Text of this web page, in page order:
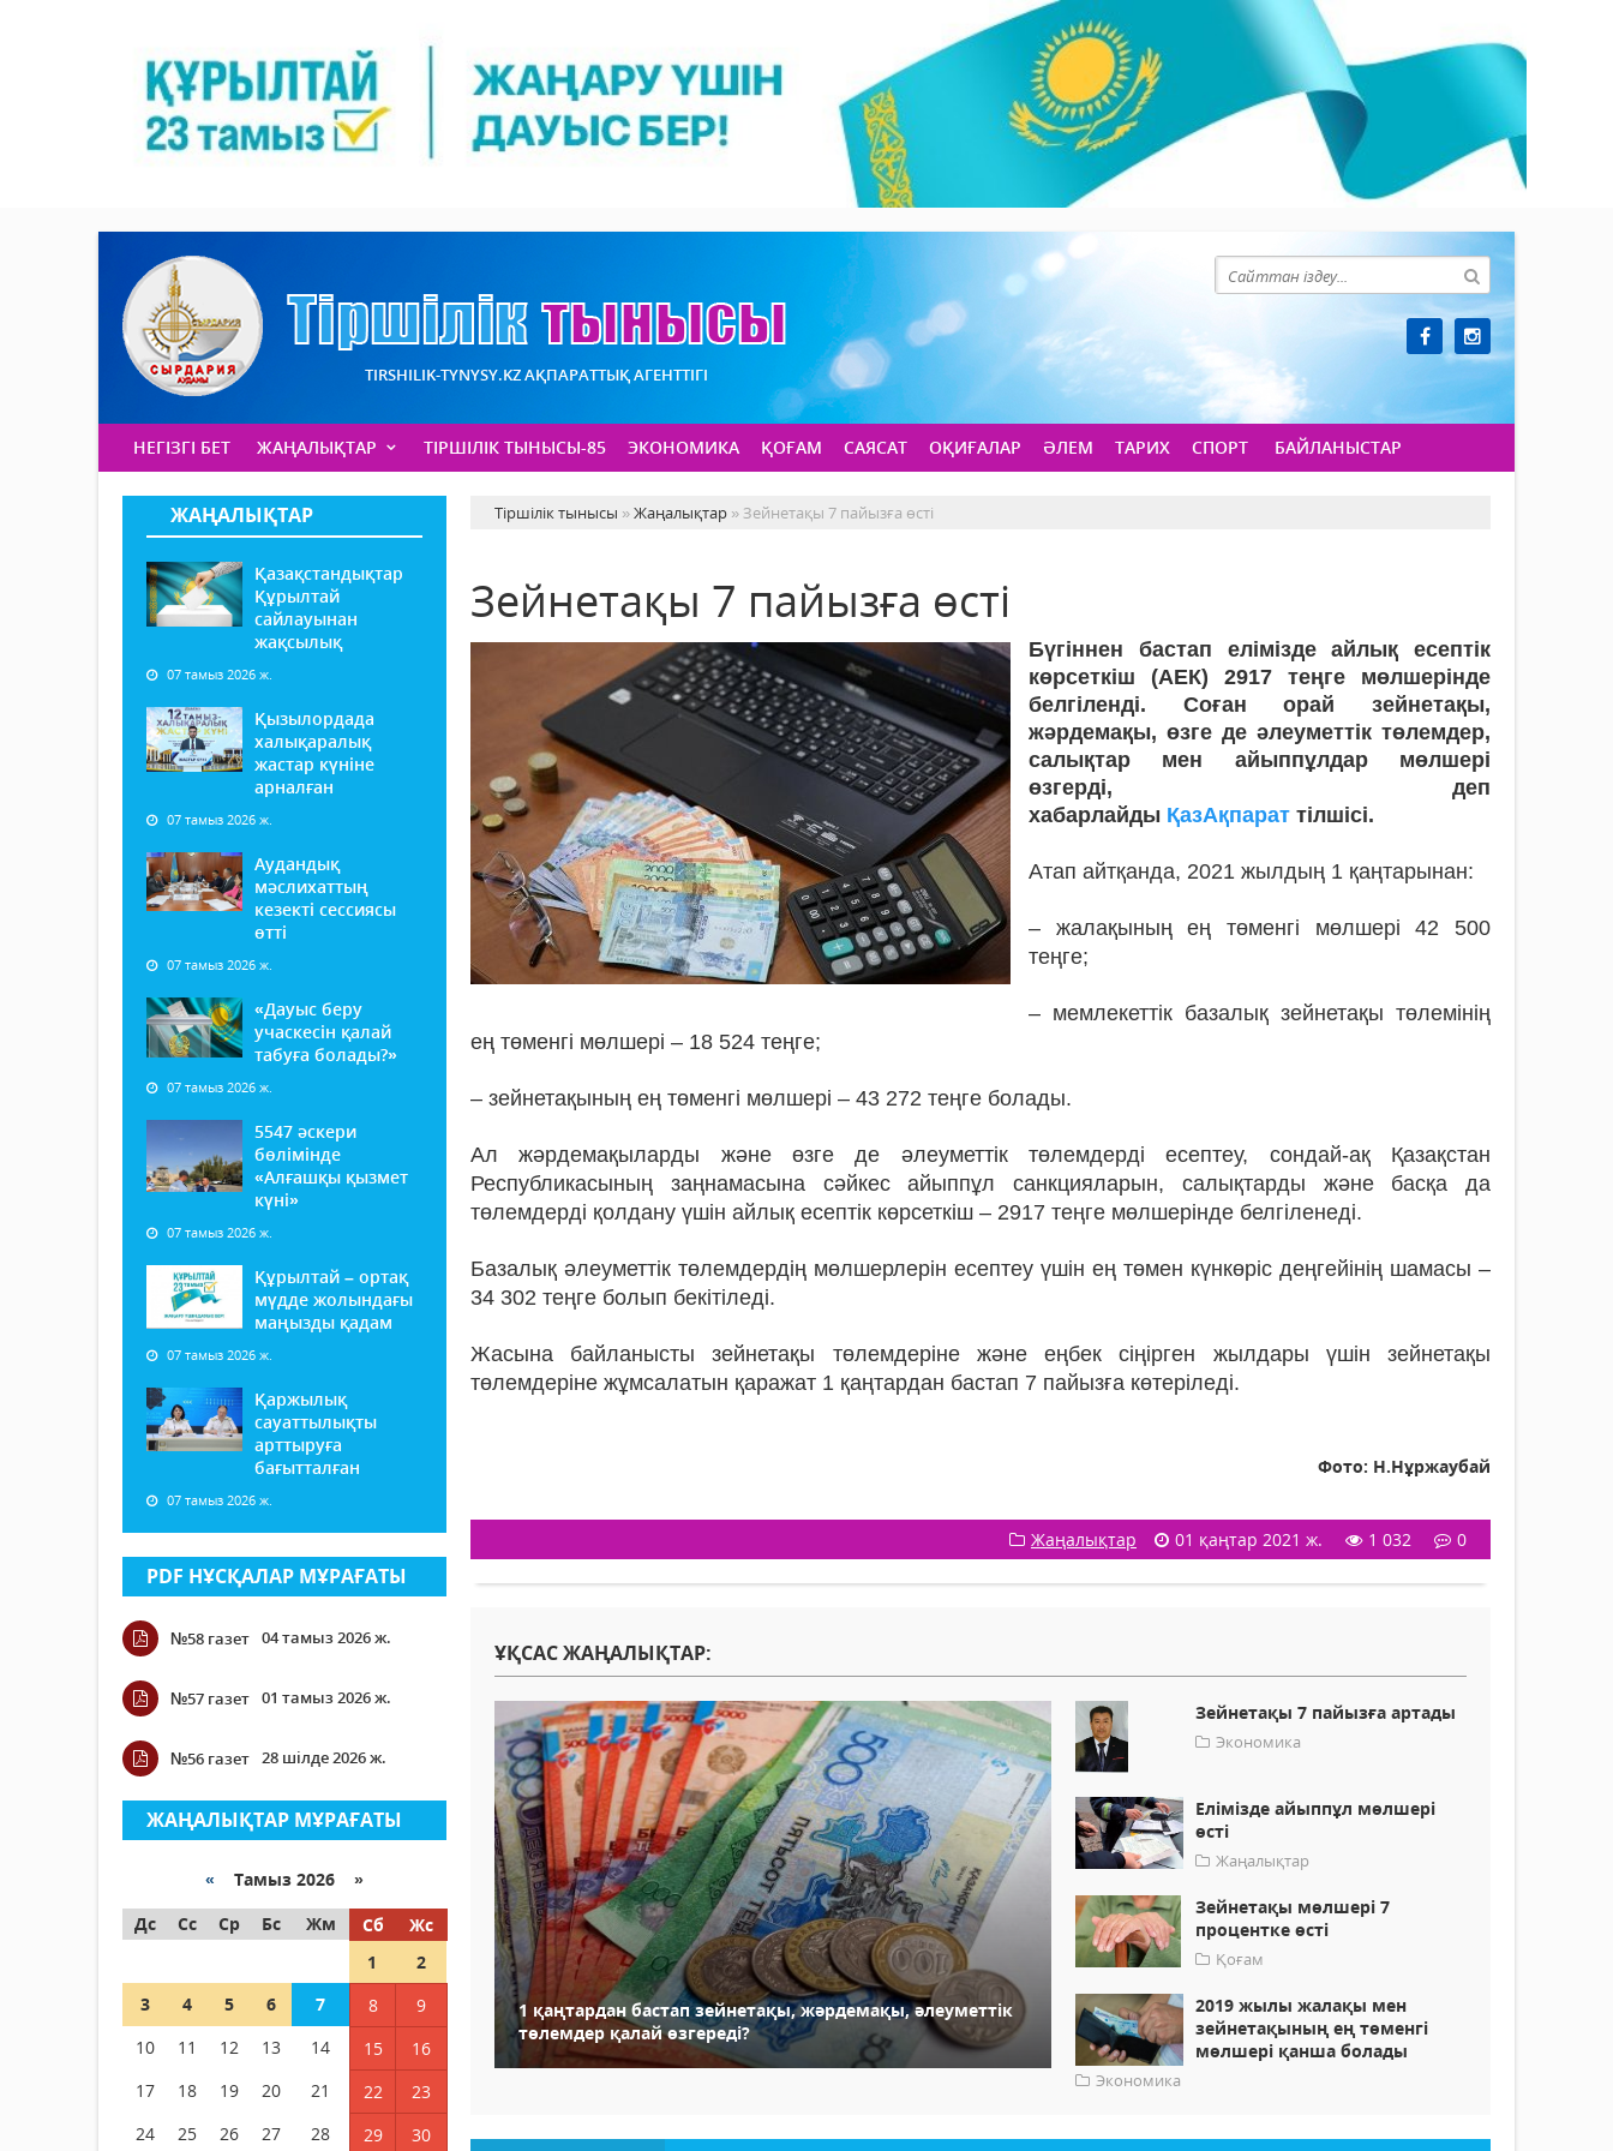
TIRSHILIK-TYNYSY.KZ АҚПАРАТТЫҚ АГЕНТТІГІ
НЕГІЗГІ БЕТ ЖАҢАЛЫҚТАР ТІРШІЛІК ТЫНЫСЫ-85 ЭКОНОМИКА ҚОҒАМ САЯСАТ ОҚИҒАЛАР ӘЛЕМ ТАРИХ СПОРТ БАЙЛАНЫСТАР
ЖАҢАЛЫҚТАР
Қазақстандықтар
Құрылтай
сайлауынан
жақсылық
07 тамыз 2026 ж.
Қызылордада
халықаралық
жастар күніне
арналған
07 тамыз 2026 ж.
Аудандық
мәслихаттың
кезекті сессиясы
өтті
07 тамыз 2026 ж.
«Дауыс беру
учаскесін қалай
табуға болады?»
07 тамыз 2026 ж.
5547 әскери
бөлімінде
«Алғашқы қызмет
күні»
07 тамыз 2026 ж.
Құрылтай – ортақ
мүдде жолындағы
маңызды қадам
07 тамыз 2026 ж.
Қаржылық
сауаттылықты
арттыруға
бағытталған
07 тамыз 2026 ж.
PDF НҰСҚАЛАР МҰРАҒАТЫ
№58 газет 04 тамыз 2026 ж.
№57 газет 01 тамыз 2026 ж.
№56 газет 28 шілде 2026 ж.
ЖАҢАЛЫҚТАР МҰРАҒАТЫ
« Тамыз 2026 »
Дс
Сс Ср Бс Жм Сб
Жс
1
2
3
4 5 6 7 8
9
10
11 12 13 14 15
16
17
18 19 20 21 22
23
24
25 26 27 28 29 30
Тіршілік тынысы »Жаңалықтар » Зейнетақы 7 пайызға өсті
Зейнетақы 7 пайызға өсті
Бүгіннен бастап елімізде айлық есептік
көрсеткіш (АЕК) 2917 теңге мөлшерінде
белгіленді. Соған орай зейнетақы,
жәрдемақы, өзге де әлеуметтік төлемдер,
салықтар мен айыппұлдар мөлшері
өзгерді, деп
хабарлайды ҚазАқпарат тілшісі.
Атап айтқанда, 2021 жылдың 1 қаңтарынан:
– жалақының ең төменгі мөлшері 42 500
теңге;
– мемлекеттік базалық зейнетақы төлемінің
ең төменгі мөлшері – 18 524 теңге;
– зейнетақының ең төменгі мөлшері – 43 272 теңге болады.
Ал жәрдемақыларды және өзге де әлеуметтік төлемдерді есептеу, сондай-ақ Қазақстан
Республикасының заңнамасына сәйкес айыппұл санкцияларын, салықтарды және басқа да
төлемдерді қолдану үшін айлық есептік көрсеткіш – 2917 теңге мөлшерінде белгіленеді.
Базалық әлеуметтік төлемдердің мөлшерлерін есептеу үшін ең төмен күнкөріс деңгейінің шамасы –
34 302 теңге болып бекітіледі.
Жасына байланысты зейнетақы төлемдеріне және еңбек сіңірген жылдары үшін зейнетақы
төлемдеріне жұмсалатын қаражат 1 қаңтардан бастап 7 пайызға көтеріледі.
Фото: Н.Нұржаубай
Жаңалықтар 01 қаңтар 2021 ж. 1 032 0
ҰҚСАС ЖАҢАЛЫҚТАР:
1 қаңтардан бастап зейнетақы, жәрдемақы, әлеуметтік
төлемдер қалай өзгереді?
Зейнетақы 7 пайызға артады
Экономика
Елімізде айыппұл мөлшері
өсті
Жаңалықтар
Зейнетақы мөлшері 7
процентке өсті
Қоғам
2019 жылы жалақы мен
зейнетақының ең төменгі
мөлшері қанша болады
Экономика